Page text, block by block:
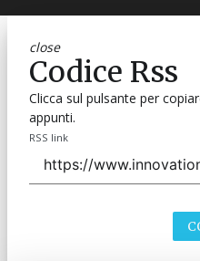
close
Codice Rss
Clicca sul pulsante per
appunti.
RSS link